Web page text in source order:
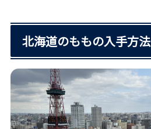
北海道のももの入手方法